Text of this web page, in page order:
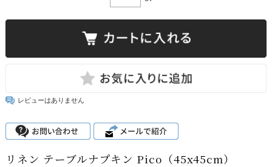
レビューはありません
リネン テーブルナプキン Pico（45x45cm）